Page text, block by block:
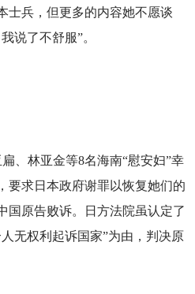
士兵，但更多的内容她不愿谈
说了不舒服”。
、林亚金等8名海南“慰安妇”幸
要求日本政府谢罪以恢复她们的
国原告败诉。日方法院虽认定了
无权利起诉国家”为由，判决原